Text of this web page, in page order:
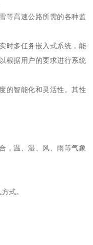
等高速公路所需的各种监
时多任务嵌入式系统，能
根据用户的要求进行系统
的智能化和灵活性。其性
，温、湿、风、雨等气象
式。